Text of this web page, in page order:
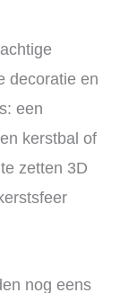
decoratie en
een
kerstbal of
zetten 3D
nog eens